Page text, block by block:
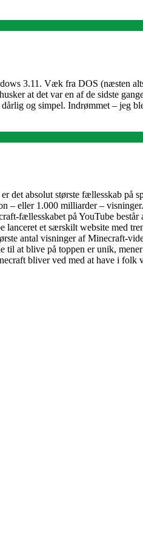
3.11. Væk fra DOS (næsten
at det var en af de sidste
og simpel. Indrømmet – jeg
absolut største fællesskab på
eller 1.000 milliarder –
fællesskabet på YouTube
lanceret et særskilt website med
antal visninger af Minecraft-
at blive på toppen er unik,
bliver ved med at have i folk